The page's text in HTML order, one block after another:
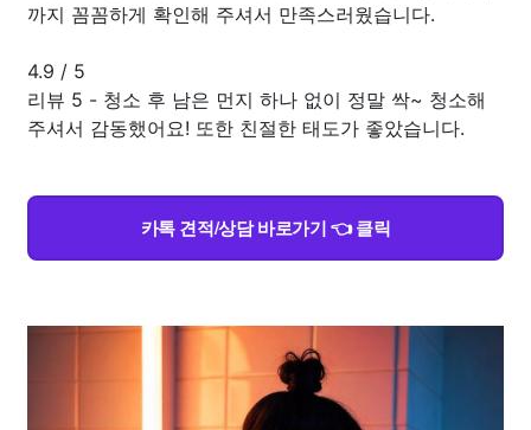
까지 꼼꼼하게 확인해 주셔서 만족스러웠습니다.
4.9 / 5
리뷰 5 - 청소 후 남은 먼지 하나 없이 정말 싹~ 청소해
주셔서 감동했어요! 또한 친절한 태도가 좋았습니다.
카톡 견적/상담 바로가기 👈 클릭